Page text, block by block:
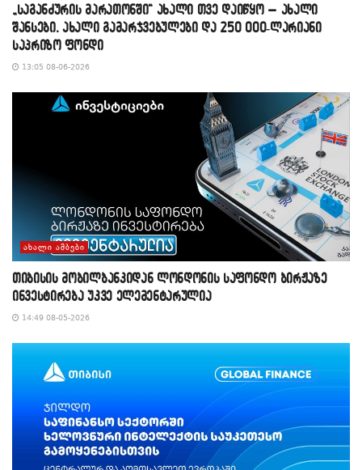
„საგანძურის მარათონში“ ახალი თვე დაიწყო – ახალი
შანსები, ახალი გამარჯვებულები და 250 000-ლარიანი
საპრიზო ფონდი
13:05 08-06-2026
ᲐᲮᲐᲚᲘ ᲐᲛᲑᲔᲑᲘ
თიბისის მობილბანკიდან ლონდონის საფონდო ბირჟაზე
ინვესტირება უკვე ელემენტარულია
14:49 08-05-2026